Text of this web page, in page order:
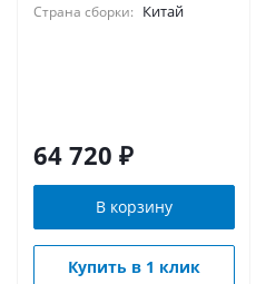
Страна сборки: Китай
64 720 ₽
В корзину
Купить в 1 клик